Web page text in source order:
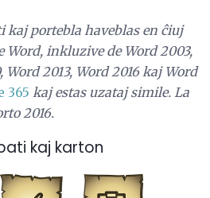
kaj portebla haveblas en ĉiuj
Word, inkluzive de Word 2003,
Word 2013, Word 2016 kaj Word
365 kaj estas uzataj simile. La
2016.
kaj karton